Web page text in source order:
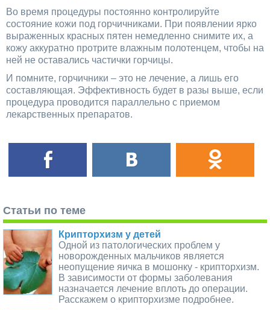
Во время процедуры постоянно контролируйте
состояние кожи под горчичниками. При появлении ярко
выраженных красных пятен немедленно снимите их, а
кожу аккуратно протрите влажным полотенцем, чтобы на
ней не оставались частички горчицы.
И помните, горчичники – это не лечение, а лишь его
составляющая. Эффективность будет в разы выше, если
процедура проводится параллельно с приемом
лекарственных препаратов.
Статьи по теме
Крипторхизм у детей
Одной из патологических проблем у
новорожденных мальчиков является
неопущение яичка в мошонку - крипторхизм.
В зависимости от формы заболевания
назначается лечение вплоть до операции.
Расскажем о крипторхизме подробнее.